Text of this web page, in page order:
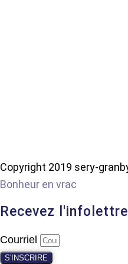
Copyright 2019 sery-
Bonheur en vrac
Recevez
Courriel
S'INSCRIRE